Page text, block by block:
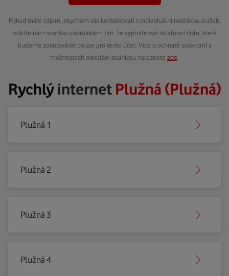
Pokud máte zájem, abychom vás kontaktovali s individuální nabídkou služeb,
udělte nám souhlas s kontaktem tím, že vyplníte své telefonní číslo, které
budeme zpracovávat pouze pro tento účel. Více o ochraně soukromí a
možnostech odvolání souhlasu naleznete zde
Rychlýinternet Plužná (Plužná)
Plužná 1
Plužná 2
Plužná 3
Plužná 4